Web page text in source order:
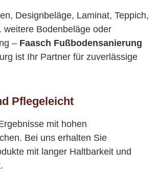
Designbeläge, Laminat, Teppich,
weitere Bodenbeläge oder
– Faasch Fußbodensanierung
ist Ihr Partner für zuverlässige
Pflegeleicht
mit hohen
Bei uns erhalten Sie
mit langer Haltbarkeit und